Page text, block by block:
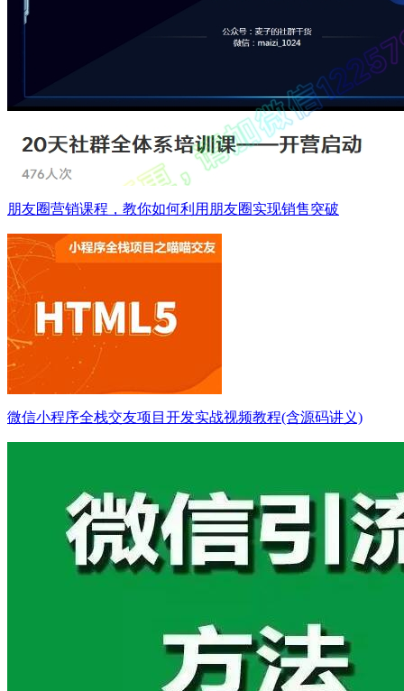
朋友圈营销课程，教你如何利用朋友圈实现销售突破
微信小程序全栈交友项目开发实战视频教程(含源码讲义)